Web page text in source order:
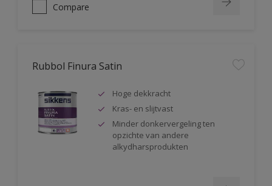
Compare
Rubbol Finura Satin
Hoge dekkracht
Kras- en slijtvast
Minder donkervergeling ten
opzichte van andere
alkydharsprodukten